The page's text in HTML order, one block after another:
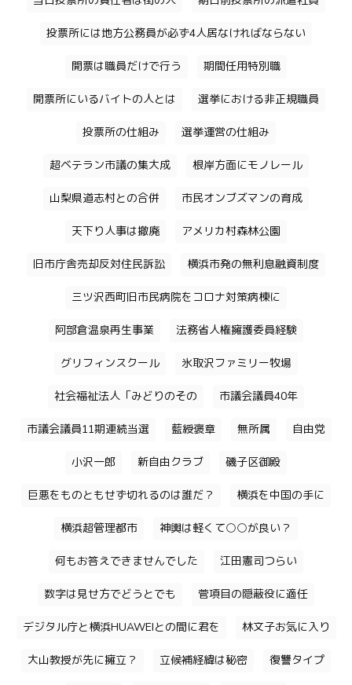
投票所には地方公務員が必ず4人居なければならない
開票は職員だけで行う 期間任用特別職
開票所にいるバイトの人とは 選挙における非正規職員
投票所の仕組み 選挙運営の仕組み
超ベテラン市議の集大成 根岸方面にモノレール
山梨県道志村との合併 市民オンブズマンの育成
天下り人事は撤廃 アメリカ村森林公園
旧市庁舎売却反対住民訴訟 横浜市発の無利息融資制度
三ツ沢西町旧市民病院をコロナ対策病棟に
阿部倉温泉再生事業 法務省人権擁護委員経験
グリフィンスクール 氷取沢ファミリー牧場
社会福祉法人「みどりのその 市議会議員40年
市議会議員11期連続当選 藍綬褒章 無所属 自由党
小沢一郎 新自由クラブ 磯子区御殿
巨悪をものともせず切れるのは誰だ？ 横浜を中国の手に
横浜超管理都市 神輿は軽くて○○が良い？
何もお答えできませんでした 江田憲司つらい
数字は見せ方でどうとでも 菅項目の隠蔽役に適任
デジタル庁と横浜HUAWEIとの間に君を 林文子お気に入り
大山教授が先に擁立？ 立候補経緯は秘密 復讐タイプ